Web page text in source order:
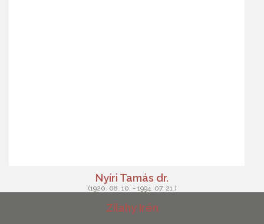
Nyíri Tamás dr.
(1920. 08. 10. - 1994. 07. 21.)
Zilahy Irén